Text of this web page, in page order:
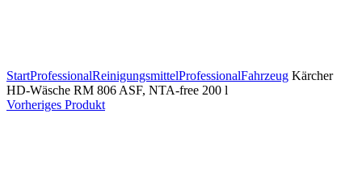
StartProfessionalReinigungsmittelProfessionalFahrzeug Kärcher
HD-Wäsche RM 806 ASF, NTA-free 200 l
Vorheriges Produkt